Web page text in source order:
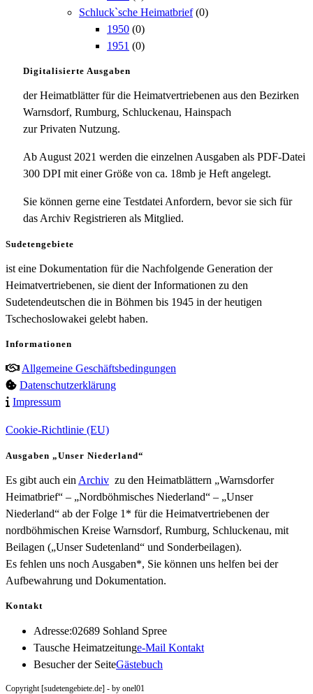
Schluck`sche Heimatbrief (0)
1950 (0)
1951 (0)
Digitalisierte Ausgaben
der Heimatblätter für die Heimatvertriebenen aus den Bezirken
Warnsdorf, Rumburg, Schluckenau, Hainspach
zur Privaten Nutzung.
Ab August 2021 werden die einzelnen Ausgaben als PDF-Datei
300 DPI mit einer Größe von ca. 18mb je Heft angelegt.
Sie können gerne eine Testdatei Anfordern, bevor sie sich für
das Archiv Registrieren als Mitglied.
Sudetengebiete
ist eine Dokumentation für die Nachfolgende Generation der
Heimatvertriebenen, sie dient der Informationen zu den
Sudetendeutschen die in Böhmen bis 1945 in der heutigen
Tschechoslowakei gelebt haben.
Informationen
Allgemeine Geschäftsbedingungen
Datenschutzerklärung
Impressum
Cookie-Richtlinie (EU)
Ausgaben „Unser Niederland“
Es gibt auch ein Archiv zu den Heimatblättern „Warnsdorfer
Heimatbrief“ – „Nordböhmisches Niederland“ – „Unser
Niederland“ ab der Folge 1* für die Heimatvertriebenen der
nordböhmischen Kreise Warnsdorf, Rumburg, Schluckenau, mit
Beilagen („Unser Sudetenland“ und Sonderbeilagen).
Es fehlen uns noch Ausgaben*, Sie können uns helfen bei der
Aufbewahrung und Dokumentation.
Kontakt
Adresse:02689 Sohland Spree
Tausche Heimatzeitunge-Mail KontaktOpens
Besucher der SeiteGästebuch
Copyright [sudetengebiete.de] - by onel01